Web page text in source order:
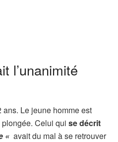
l’unanimité
Le jeune homme est
Celui qui se décrit
« avait du mal à se retrouver